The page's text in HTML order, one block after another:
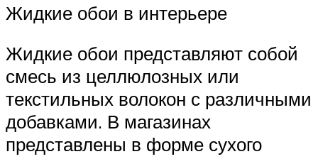
Жидкие обои в интерьере
Жидкие обои представляют собой
смесь из целлюлозных или
текстильных волокон с различными
добавками. В магазинах
представлены в форме сухого